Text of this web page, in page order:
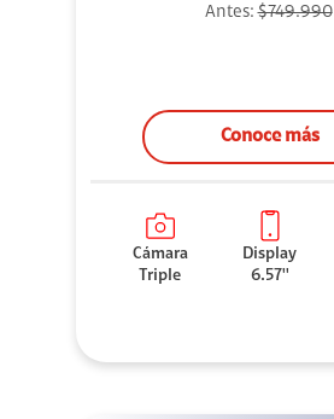
Antes:$749.990
Conoce más
Cámara
Triple
Display
6.57''